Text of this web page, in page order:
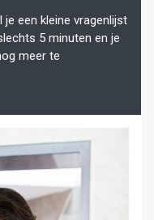
een kleine vragenlijst
5 minuten en je
meer te